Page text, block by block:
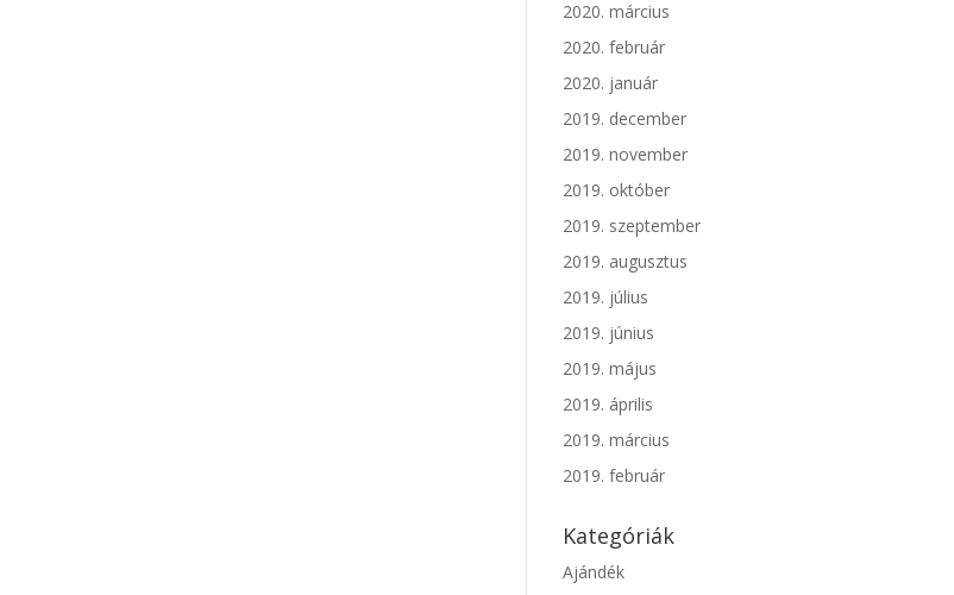
2020. március
2020. február
2020. január
2019. december
2019. november
2019. október
2019. szeptember
2019. augusztus
2019. július
2019. június
2019. május
2019. április
2019. március
2019. február
Kategóriák
Ajándék